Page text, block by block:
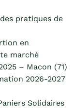
pratiques de
en
marché
– Macon (71)
2026-2027
Solidaires